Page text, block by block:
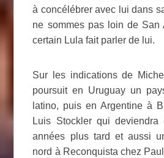
à concélébrer avec lui dans
ne sommes pas loin de San
certain Lula fait parler de lui.
Sur les indications de
poursuit en Uruguay un
latino, puis en Argentine à
Luis Stockler qui deviendra
années plus tard et aussi
nord à Reconquista chez